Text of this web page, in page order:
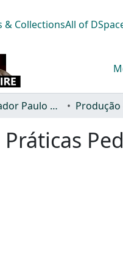
& CollectionsAll of
Acervo Educador Paulo Freire